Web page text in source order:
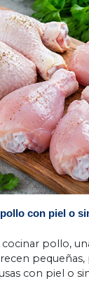
con piel o
pollo,
con piel o